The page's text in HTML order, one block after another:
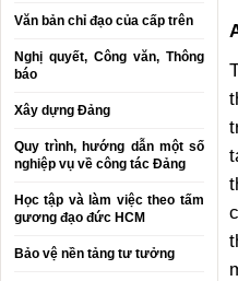
Văn bản chỉ đạo của cấp trên
Nghị quyết, Công văn, Thông
báo
Xây dựng Đảng
Quy trình, hướng dẫn một số
nghiệp vụ về công tác Đảng
Học tập và làm việc theo tấm
gương đạo đức HCM
Bảo vệ nền tảng tư tưởng